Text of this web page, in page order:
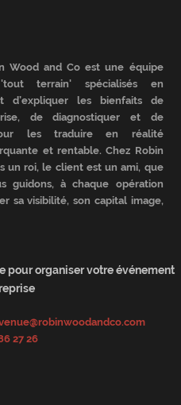
Wood and Co est une équipe
'tout terrain' spécialisés en
d’expliquer les bienfaits de
de diagnostiquer et de
les traduire en réalité
et rentable. Chez Robin
un roi, le client est un ami, que
guidons, à chaque opération
sa visibilité, son capital image,
pour organiser votre événement
27 26